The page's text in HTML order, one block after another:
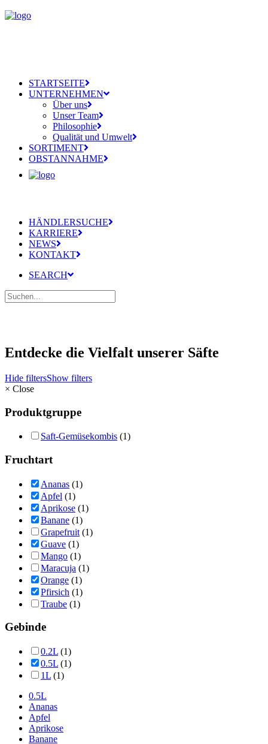
STARTSEITE
UNTERNEHMEN
Über uns
Unser Team
Philosophie
Qualität und Umwelt
SORTIMENT
OBSTANNAHME
HÄNDLERSUCHE
KARRIERE
NEWS
KONTAKT
SEARCH
Entdecke die Vielfalt unserer Säfte
Hide filtersShow filters
× Close
Produktgruppe
Saft-Gemüsekombis (1)
Fruchtart
Ananas (1)
Apfel (1)
Aprikose (1)
Banane (1)
Grapefruit (1)
Guave (1)
Mango (1)
Maracuja (1)
Orange (1)
Pfirsich (1)
Traube (1)
Gebinde
0.2L (1)
0.5L (1)
1L (1)
0.5L
Ananas
Apfel
Aprikose
Banane